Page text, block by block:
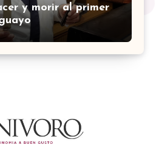
y morir al primer